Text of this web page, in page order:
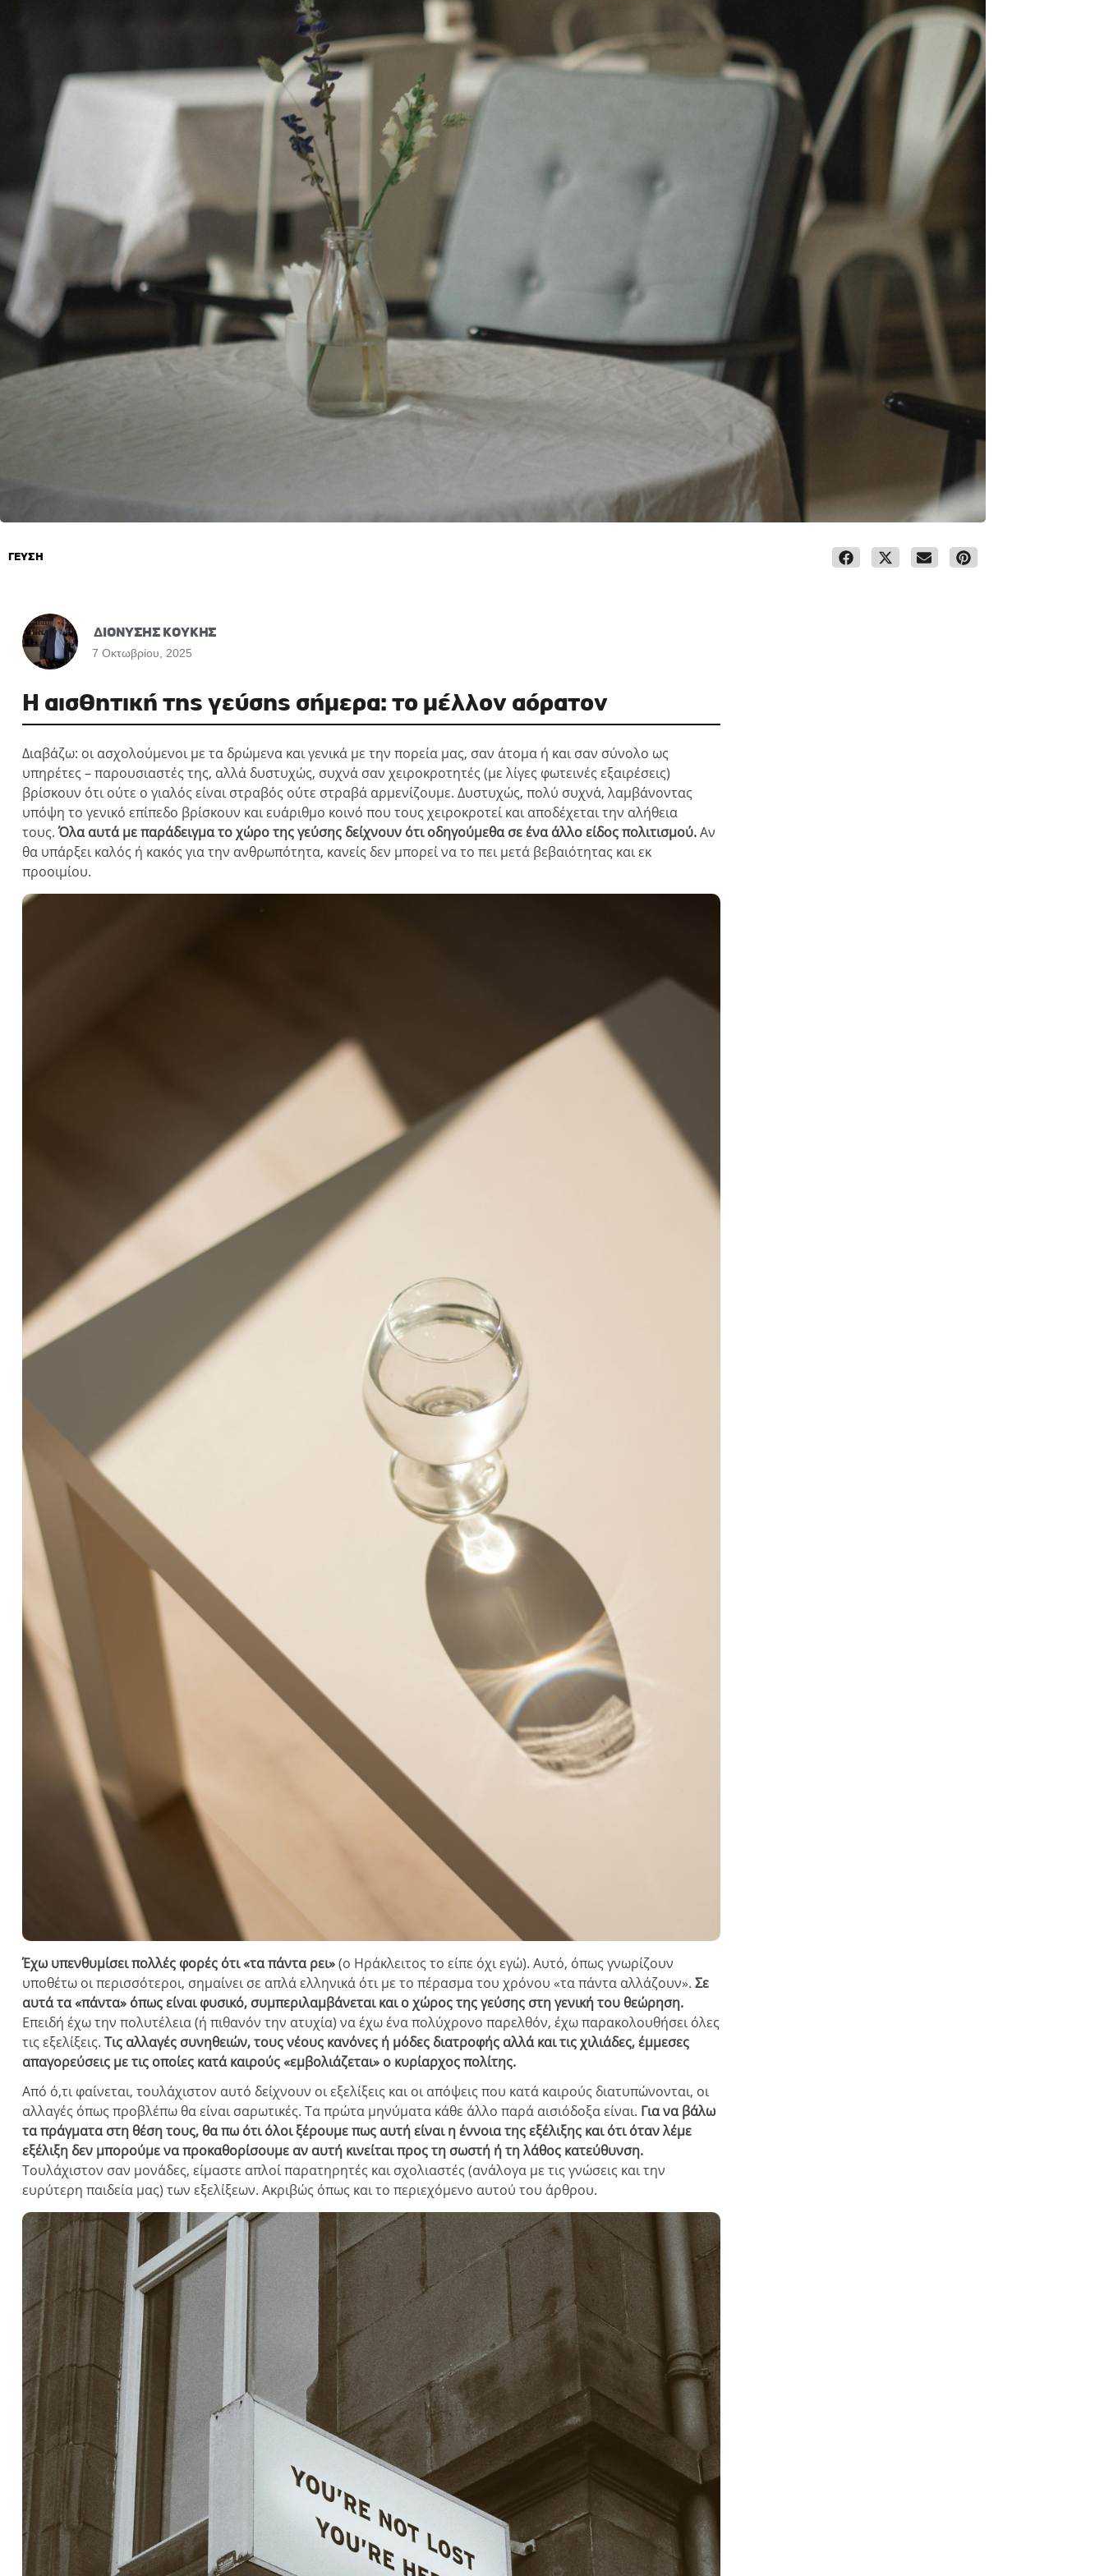
ΓΕΥΣΗ
ΔΙΟΝΥΣΗΣ ΚΟΥΚΗΣ
7 Οκτωβρίου, 2025
Η αισθητική της γεύσης σήμερα: το μέλλον αόρατον
Διαβάζω: οι ασχολούμενοι με τα δρώμενα και γενικά με την πορεία μας, σαν άτομα ή και σαν σύνολο ως
υπηρέτες – παρουσιαστές της, αλλά δυστυχώς, συχνά σαν χειροκροτητές (με λίγες φωτεινές εξαιρέσεις)
βρίσκουν ότι ούτε ο γιαλός είναι στραβός ούτε στραβά αρμενίζουμε. Δυστυχώς, πολύ συχνά, λαμβάνοντας
υπόψη το γενικό επίπεδο βρίσκουν και ευάριθμο κοινό που τους χειροκροτεί και αποδέχεται την αλήθεια
τους.Όλα αυτά με παράδειγμα το χώρο της γεύσης δείχνουν ότι οδηγούμεθα σε ένα άλλο είδος πολιτισμού.Αν
θα υπάρξει καλός ή κακός για την ανθρωπότητα, κανείς δεν μπορεί να το πει μετά βεβαιότητας και εκ
προοιμίου.
Έχω υπενθυμίσει πολλές φορές ότι «τα πάντα ρει»(ο Ηράκλειτος το είπε όχι εγώ). Αυτό, όπως γνωρίζουν
υποθέτω οι περισσότεροι, σημαίνει σε απλά ελληνικά ότι με το πέρασμα του χρόνου «τα πάντα αλλάζουν». Σε
αυτά τα «πάντα» όπως είναι φυσικό, συμπεριλαμβάνεται και ο χώρος της γεύσης στη γενική του θεώρηση.
Επειδή έχω την πολυτέλεια (ή πιθανόν την ατυχία) να έχω ένα πολύχρονο παρελθόν, έχω παρακολουθήσει όλες
τις εξελίξεις. Τις αλλαγές συνηθειών, τους νέους κανόνες ή μόδες διατροφής αλλά και τις χιλιάδες, έμμεσες
απαγορεύσεις με τις οποίες κατά καιρούς «εμβολιάζεται» ο κυρίαρχος πολίτης.
Από ό,τι φαίνεται, τουλάχιστον αυτό δείχνουν οι εξελίξεις και οι απόψεις που κατά καιρούς διατυπώνονται, οι
αλλαγές όπως προβλέπω θα είναι σαρωτικές. Τα πρώτα μηνύματα κάθε άλλο παρά αισιόδοξα είναι. Για να βάλω
τα πράγματα στη θέση τους, θα πω ότι όλοι ξέρουμε πως αυτή είναι η έννοια της εξέλιξης και ότι όταν λέμε
εξέλιξη δεν μπορούμε να προκαθορίσουμε αν αυτή κινείται προς τη σωστή ή τη λάθος κατεύθυνση.
Τουλάχιστον σαν μονάδες, είμαστε απλοί παρατηρητές και σχολιαστές (ανάλογα με τις γνώσεις και την
ευρύτερη παιδεία μας) των εξελίξεων. Ακριβώς όπως και το περιεχόμενο αυτού του άρθρου.